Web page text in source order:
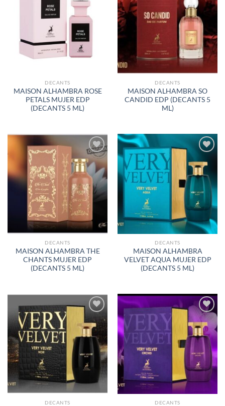
A LA
LISTA
DESEOS
DECANTS
MAISON ALHAMBRA ROSE
PETALS MUJER EDP
(DECANTS 5 ML)
A LA
LISTA
DESEOS
DECANTS
MAISON ALHAMBRA SO
CANDID EDP (DECANTS 5
ML)
AÑADIR
A LA
LISTA
DE
DESEOS
DECANTS
MAISON ALHAMBRA THE
CHANTS MUJER EDP
(DECANTS 5 ML)
AÑADIR
A LA
LISTA
DE
DESEOS
DECANTS
MAISON ALHAMBRA
VELVET AQUA MUJER EDP
(DECANTS 5 ML)
AÑADIR
A LA
LISTA
DESEOS
DECANTS
AÑADIR
A LA
LISTA
DE
DESEOS
DECANTS